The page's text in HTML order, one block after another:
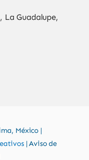
La Guadalupe,
México |
| Aviso de